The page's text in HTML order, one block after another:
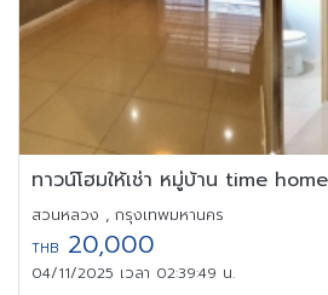
สวนหลวง , กรุงเทพมหานคร
THB 20,000
04/11/2025 เวลา 02:39:49 น.